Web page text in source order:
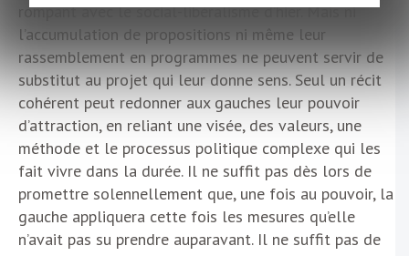
rompant avec le social-libéralisme d’hier. Mais ni
l’accumulation de propositions ni même leur
rassemblement en programmes ne peuvent servir de
substitut au projet qui leur donne sens. Seul un récit
cohérent peut redonner aux gauches leur pouvoir
d’attraction, en reliant une visée, des valeurs, une
méthode et le processus politique complexe qui les
fait vivre dans la durée. Il ne suffit pas dès lors de
promettre solennellement que, une fois au pouvoir, la
gauche appliquera cette fois les mesures qu’elle
n’avait pas su prendre auparavant. Il ne suffit pas de